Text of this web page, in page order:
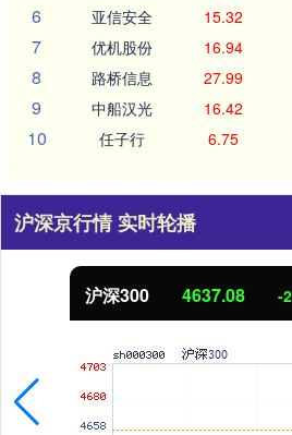
6 亚信安全 15.32
7 优机股份 16.94
8 路桥信息 27.99
9 中船汉光 16.42
10 任子行 6.75
沪深京行情 实时轮播
-21.08 -0.45%